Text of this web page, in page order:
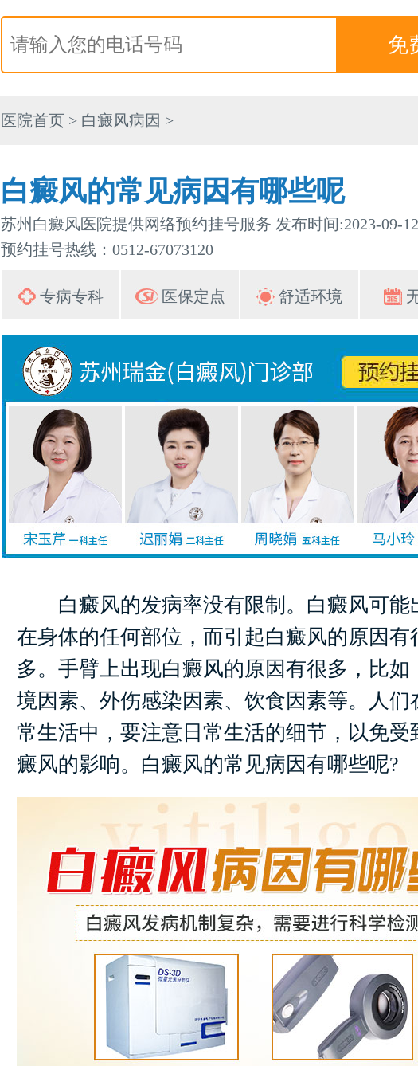
医院首页 > 白癜风病因 >
白癜风的常见病因有哪些呢
苏州白癜风医院提供网络预约挂号服务 发布时间:2023-09-12
预约挂号热线：0512-67073120
专病专科 医保定点 舒适环境
白癜风的发病率没有限制。白癜风可能
在身体的任何部位，而引起白癜风的原因有
多。手臂上出现白癜风的原因有很多，比如
境因素、外伤感染因素、饮食因素等。人们
常生活中，要注意日常生活的细节，以免受
癜风的影响。白癜风的常见病因有哪些呢?